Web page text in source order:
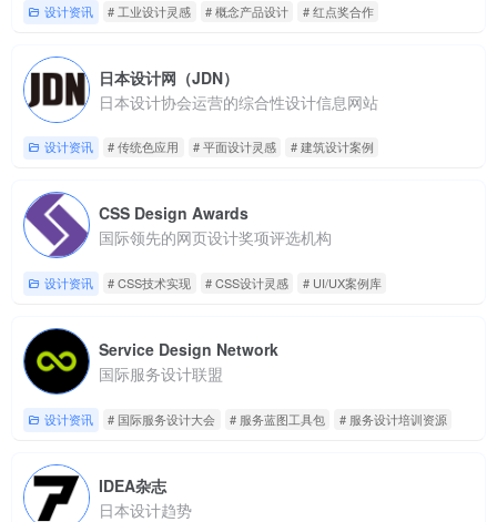
设计资讯 # 工业设计灵感 # 概念产品设计 # 红点奖合作
日本设计网（JDN）
日本设计协会运营的综合性设计信息网站
设计资讯 # 传统色应用 # 平面设计灵感 # 建筑设计案例
CSS Design Awards
国际领先的网页设计奖项评选机构
设计资讯 # CSS技术实现 # CSS设计灵感 # UI/UX案例库
Service Design Network
国际服务设计联盟
设计资讯 # 国际服务设计大会 # 服务蓝图工具包 # 服务设计培训资源
IDEA杂志
日本设计趋势